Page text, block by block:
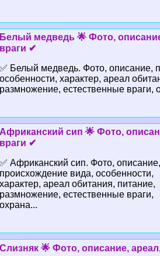
Белый медведь 🌟 Фото,
враги ✔
✅ Белый медведь. Фото, описание,
особенности, хаpaктер, ареал
размножение, естественные враги,
Африканский сип 🌟 Фото,
враги ✔
✅ Африканский сип. Фото, описание,
происхождение вида, особенности,
хаpaктер, ареал обитания, питание,
размножение, естественные враги,
охрана...
Слизняк 🌟 Фото, описание,